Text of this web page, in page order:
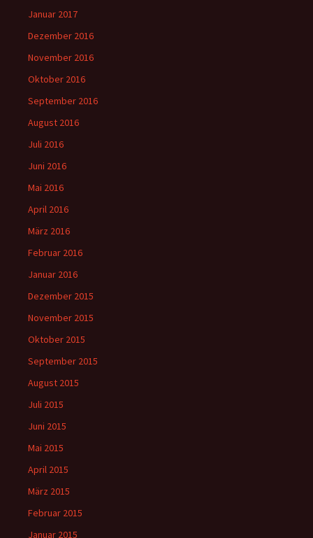
Januar 2017
Dezember 2016
November 2016
Oktober 2016
September 2016
August 2016
Juli 2016
Juni 2016
Mai 2016
April 2016
März 2016
Februar 2016
Januar 2016
Dezember 2015
November 2015
Oktober 2015
September 2015
August 2015
Juli 2015
Juni 2015
Mai 2015
April 2015
März 2015
Februar 2015
Januar 2015